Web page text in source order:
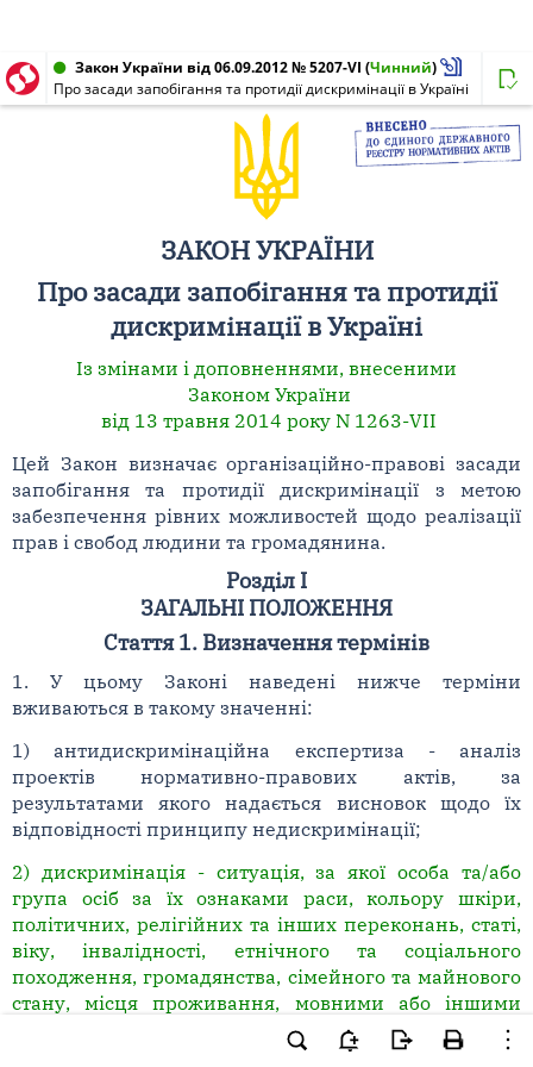
Закон України від 06.09.2012 № 5207-VI (Чинний)
Про засади запобігання та протидії дискримінації в Україні